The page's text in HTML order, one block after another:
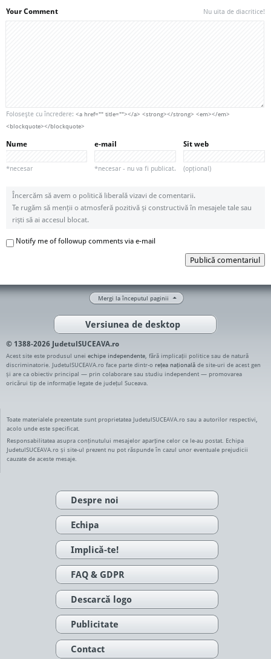
Your Comment Nu uita de diacritice!
Foloseşte cu încredere: <a href="" title=""></a> <strong></strong> <em></em>
<blockquote></blockquote>
Nume
*necesar
e-mail
*necesar - nu va fi publicat.
Sit web
(opțional)
Încercăm să avem o politică liberală vizavi de comentarii.
Te rugăm să menții o atmosferă pozitivă și constructivă în mesajele tale sau
riști să ai accesul blocat.
Notify me of followup comments via e-mail
Publică comentariul
Mergi la începutul paginii
Versiunea de desktop
© 1388-2026 JudetulSUCEAVA.ro
Acest site este produsul unei echipe independente , fără implicații politice sau de natură
discriminatorie. JudetulSUCEAVA.ro face parte dintr-o rețea națională de site-uri de acest gen
și are ca obiectiv principal — prin colaborare sau studiu independent — promovarea
oricărui tip de informație legate de județul Suceava.
Toate materialele prezentate sunt proprietatea JudetulSUCEAVA.ro sau a autorilor respectivi,
acolo unde este specificat.
Responsabilitatea asupra conținutului mesajelor aparține celor ce le-au postat. Echipa
JudetulSUCEAVA.ro și site-ul prezent nu pot răspunde în cazul unor eventuale prejudicii
cauzate de aceste mesaje.
Despre noi
Echipa
Implică-te!
FAQ & GDPR
Descarcă logo
Publicitate
Contact